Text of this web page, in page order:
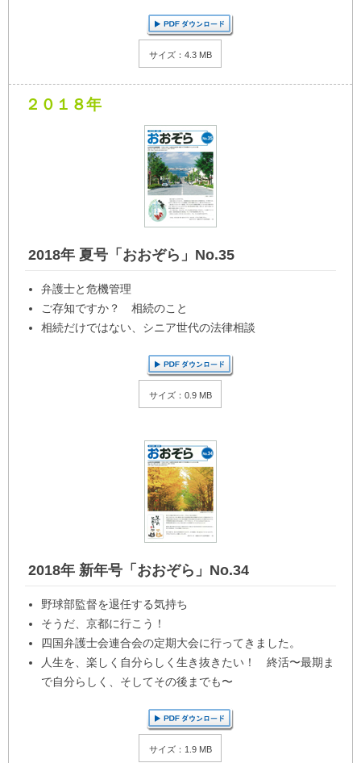
サイズ：4.3 MB
２０１８年
2018年 夏号「おおぞら」No.35
弁護士と危機管理
ご存知ですか？ 相続のこと
相続だけではない、シニア世代の法律相談
サイズ：0.9 MB
2018年 新年号「おおぞら」No.34
野球部監督を退任する気持ち
そうだ、京都に行こう！
四国弁護士会連合会の定期大会に行ってきました。
人生を、楽しく自分らしく生き抜きたい！ 終活〜最期ま
で自分らしく、そしてその後までも〜
サイズ：1.9 MB